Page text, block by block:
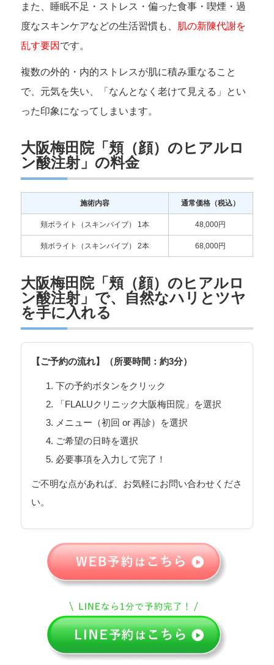
また、睡眠不足・ストレス・偏った食事・喫煙・過
度なスキンケアなどの生活習慣も、 肌の新陳代謝を
乱す要因 です。
複数の外的・内的ストレスが肌に積み重なること
で、元気を失い、「なんとなく老けて見える」とい
った印象になってしまいます。
大阪梅田院「頬（顔）のヒアルロ
ン酸注射」の料金
施術内容 通常価格（税込）
頬ボライト（スキンバイブ） 1本 48,000円
頬ボライト（スキンバイブ） 2本 68,000円
大阪梅田院「頬（顔）のヒアルロ
ン酸注射」で、自然なハリとツヤ
を手に入れる
【ご予約の流れ】（所要時間：約3分）
下の予約ボタンをクリック
「FLALUクリニック大阪梅田院」を選択
メニュー（初回 or 再診）を選択
ご希望の日時を選択
必要事項を入力して完了！
ご不明な点があれば、お気軽にお問い合わせくださ
い。